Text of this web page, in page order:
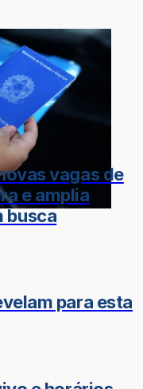
vagas de
e amplia
busca
para esta